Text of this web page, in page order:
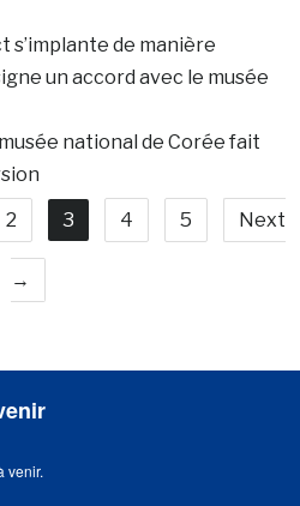
s’implante de manière
un accord avec le musée
national de Corée fait
2 3 4 5 Next
→
venir.